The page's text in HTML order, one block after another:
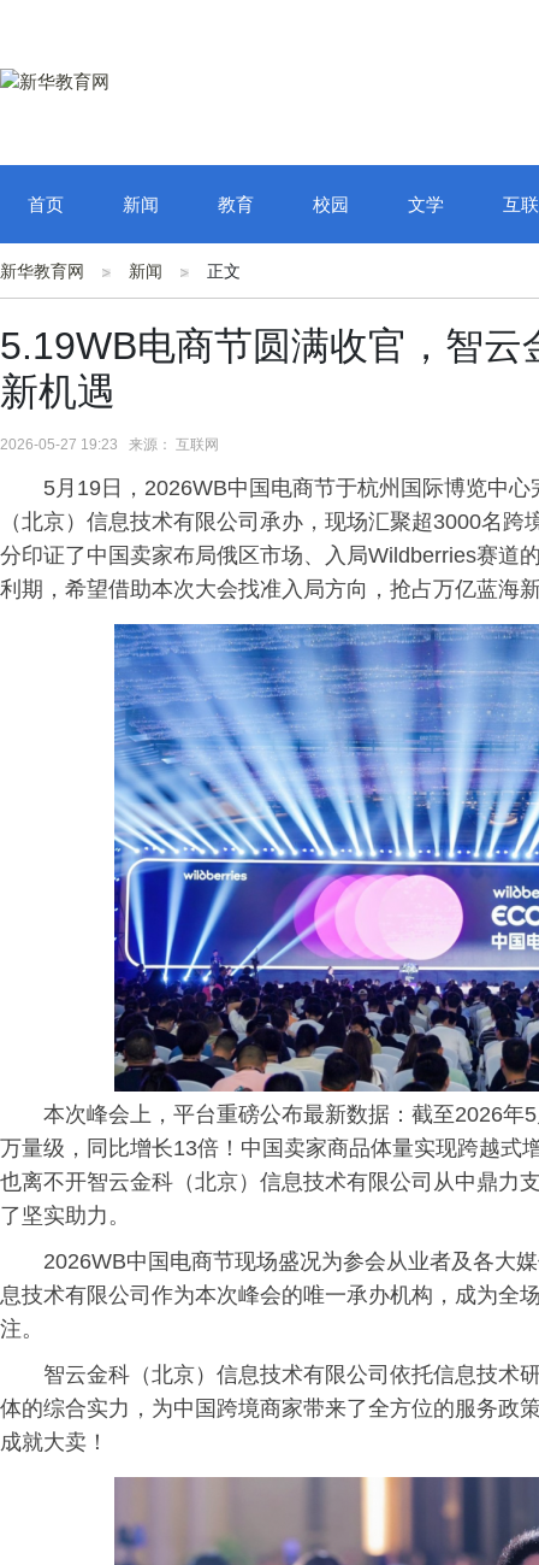
首页 新闻 教育 校园 文学 互
新华教育网 新闻 正文
5.19WB电商节圆满收官，智
新机遇
2026-05-27 19:23 来源： 互联网
5月19日，2026WB中国电商节于杭州国际博览中
（北京）信息技术有限公司承办，现场汇聚超3000名
分印证了中国卖家布局俄区市场、入局Wildberries赛道
利期，希望借助本次大会找准入局方向，抢占万亿蓝海
本次峰会上，平台重磅公布最新数据：截至2026
万量级，同比增长13倍！中国卖家商品体量实现跨越式
也离不开智云金科（北京）信息技术有限公司从中鼎力
了坚实助力。
2026WB中国电商节现场盛况为参会从业者及各大
息技术有限公司作为本次峰会的唯一承办机构，成为全
注。
智云金科（北京）信息技术有限公司依托信息技术
体的综合实力，为中国跨境商家带来了全方位的服务政
成就大卖！